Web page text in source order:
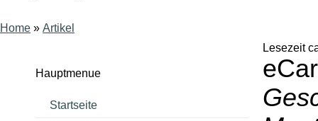
Home » Artikel
Hauptmenue
Startseite
Lesezeit